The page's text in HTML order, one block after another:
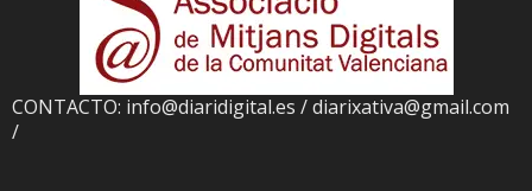
CONTACTO: info@diaridigital.es / diarixativa@gmail.com
/